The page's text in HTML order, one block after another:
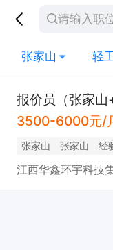
张家山 轻
报价员（张家山
3500-6000元/
张家山 张家山 经
江西华鑫环宇科技